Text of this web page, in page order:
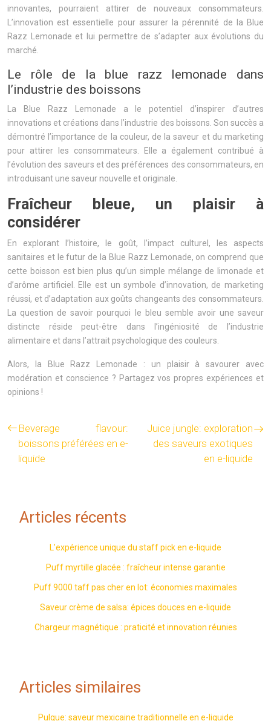
innovantes, pourraient attirer de nouveaux consommateurs.
L’innovation est essentielle pour assurer la pérennité de la Blue
Razz Lemonade et lui permettre de s’adapter aux évolutions du
marché.
Le rôle de la blue razz lemonade dans
l’industrie des boissons
La Blue Razz Lemonade a le potentiel d’inspirer d’autres
innovations et créations dans l’industrie des boissons. Son succès a
démontré l’importance de la couleur, de la saveur et du marketing
pour attirer les consommateurs. Elle a également contribué à
l’évolution des saveurs et des préférences des consommateurs, en
introduisant une saveur nouvelle et originale.
Fraîcheur bleue, un plaisir à
considérer
En explorant l’histoire, le goût, l’impact culturel, les aspects
sanitaires et le futur de la Blue Razz Lemonade, on comprend que
cette boisson est bien plus qu’un simple mélange de limonade et
d’arôme artificiel. Elle est un symbole d’innovation, de marketing
réussi, et d’adaptation aux goûts changeants des consommateurs.
La question de savoir pourquoi le bleu semble avoir une saveur
distincte réside peut-être dans l’ingéniosité de l’industrie
alimentaire et dans l’attrait psychologique des couleurs.
Alors, la Blue Razz Lemonade : un plaisir à savourer avec
modération et conscience ? Partagez vos propres expériences et
opinions !
Beverage flavour:
boissons préférées en e-
liquide
Juice jungle: exploration
des saveurs exotiques
en e-liquide
Articles récents
L’expérience unique du staff pick en e-liquide
Puff myrtille glacée : fraîcheur intense garantie
Puff 9000 taff pas cher en lot: économies maximales
Saveur crème de salsa: épices douces en e-liquide
Chargeur magnétique : praticité et innovation réunies
Articles similaires
Pulque: saveur mexicaine traditionnelle en e-liquide